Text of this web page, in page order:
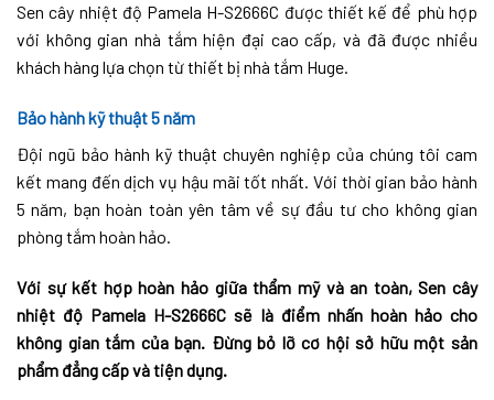
Sen cây nhiệt độ Pamela H-S2666C được thiết kế để phù hợp
với không gian nhà tắm hiện đại cao cấp, và đã được nhiều
khách hàng lựa chọn từ thiết bị nhà tắm Huge.
Bảo hành kỹ thuật 5 năm
Đội ngũ bảo hành kỹ thuật chuyên nghiệp của chúng tôi cam
kết mang đến dịch vụ hậu mãi tốt nhất. Với thời gian bảo hành
5 năm, bạn hoàn toàn yên tâm về sự đầu tư cho không gian
phòng tắm hoàn hảo.
Với sự kết hợp hoàn hảo giữa thẩm mỹ và an toàn, Sen cây
nhiệt độ Pamela H-S2666C sẽ là điểm nhấn hoàn hảo cho
không gian tắm của bạn. Đừng bỏ lỡ cơ hội sở hữu một sản
phẩm đẳng cấp và tiện dụng.